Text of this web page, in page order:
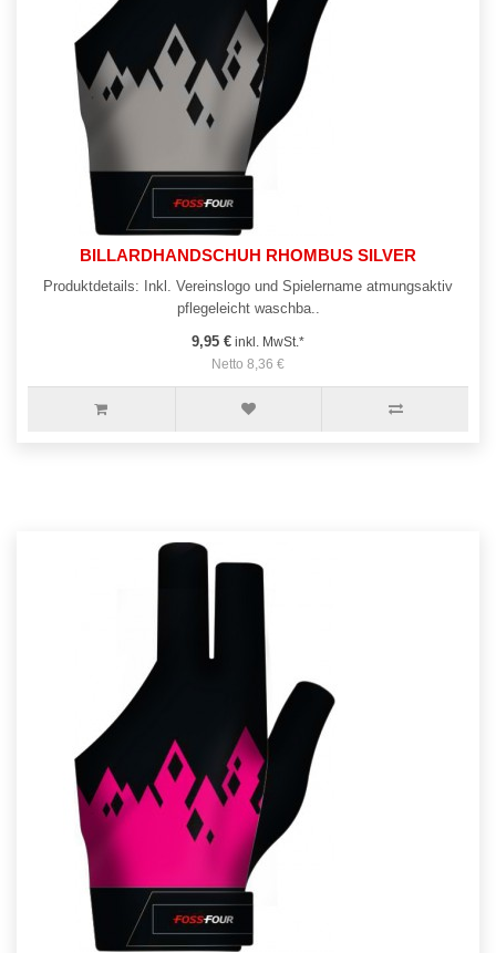
BILLARDHANDSCHUH RHOMBUS SILVER
Produktdetails: Inkl. Vereinslogo und Spielername atmungsaktiv
pflegeleicht waschba..
9,95 € inkl. MwSt.*
Netto 8,36 €